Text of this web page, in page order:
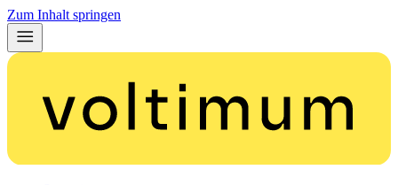
Zum Inhalt springen